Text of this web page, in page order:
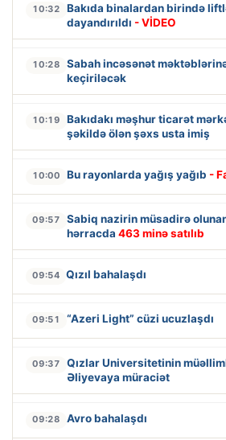
10:32
Bakıda binalardan birində
dayandırıldı - VİDEO
10:28
Sabah incəsənət
keçiriləcək
10:19
Bakıdakı məşhur ticarət
şəkildə ölən şəxs usta imiş
10:00 Bu rayonlarda yağış yağıb -
09:57
Sabiq nazirin müsadirə
hərracda 463 minə satılıb
09:54 Qızıl bahalaşdı
09:51 “Azeri Light” cüzi ucuzlaşdı
09:37
Qızlar Universitetinin
Əliyevaya müraciət
09:28 Avro bahalaşdı